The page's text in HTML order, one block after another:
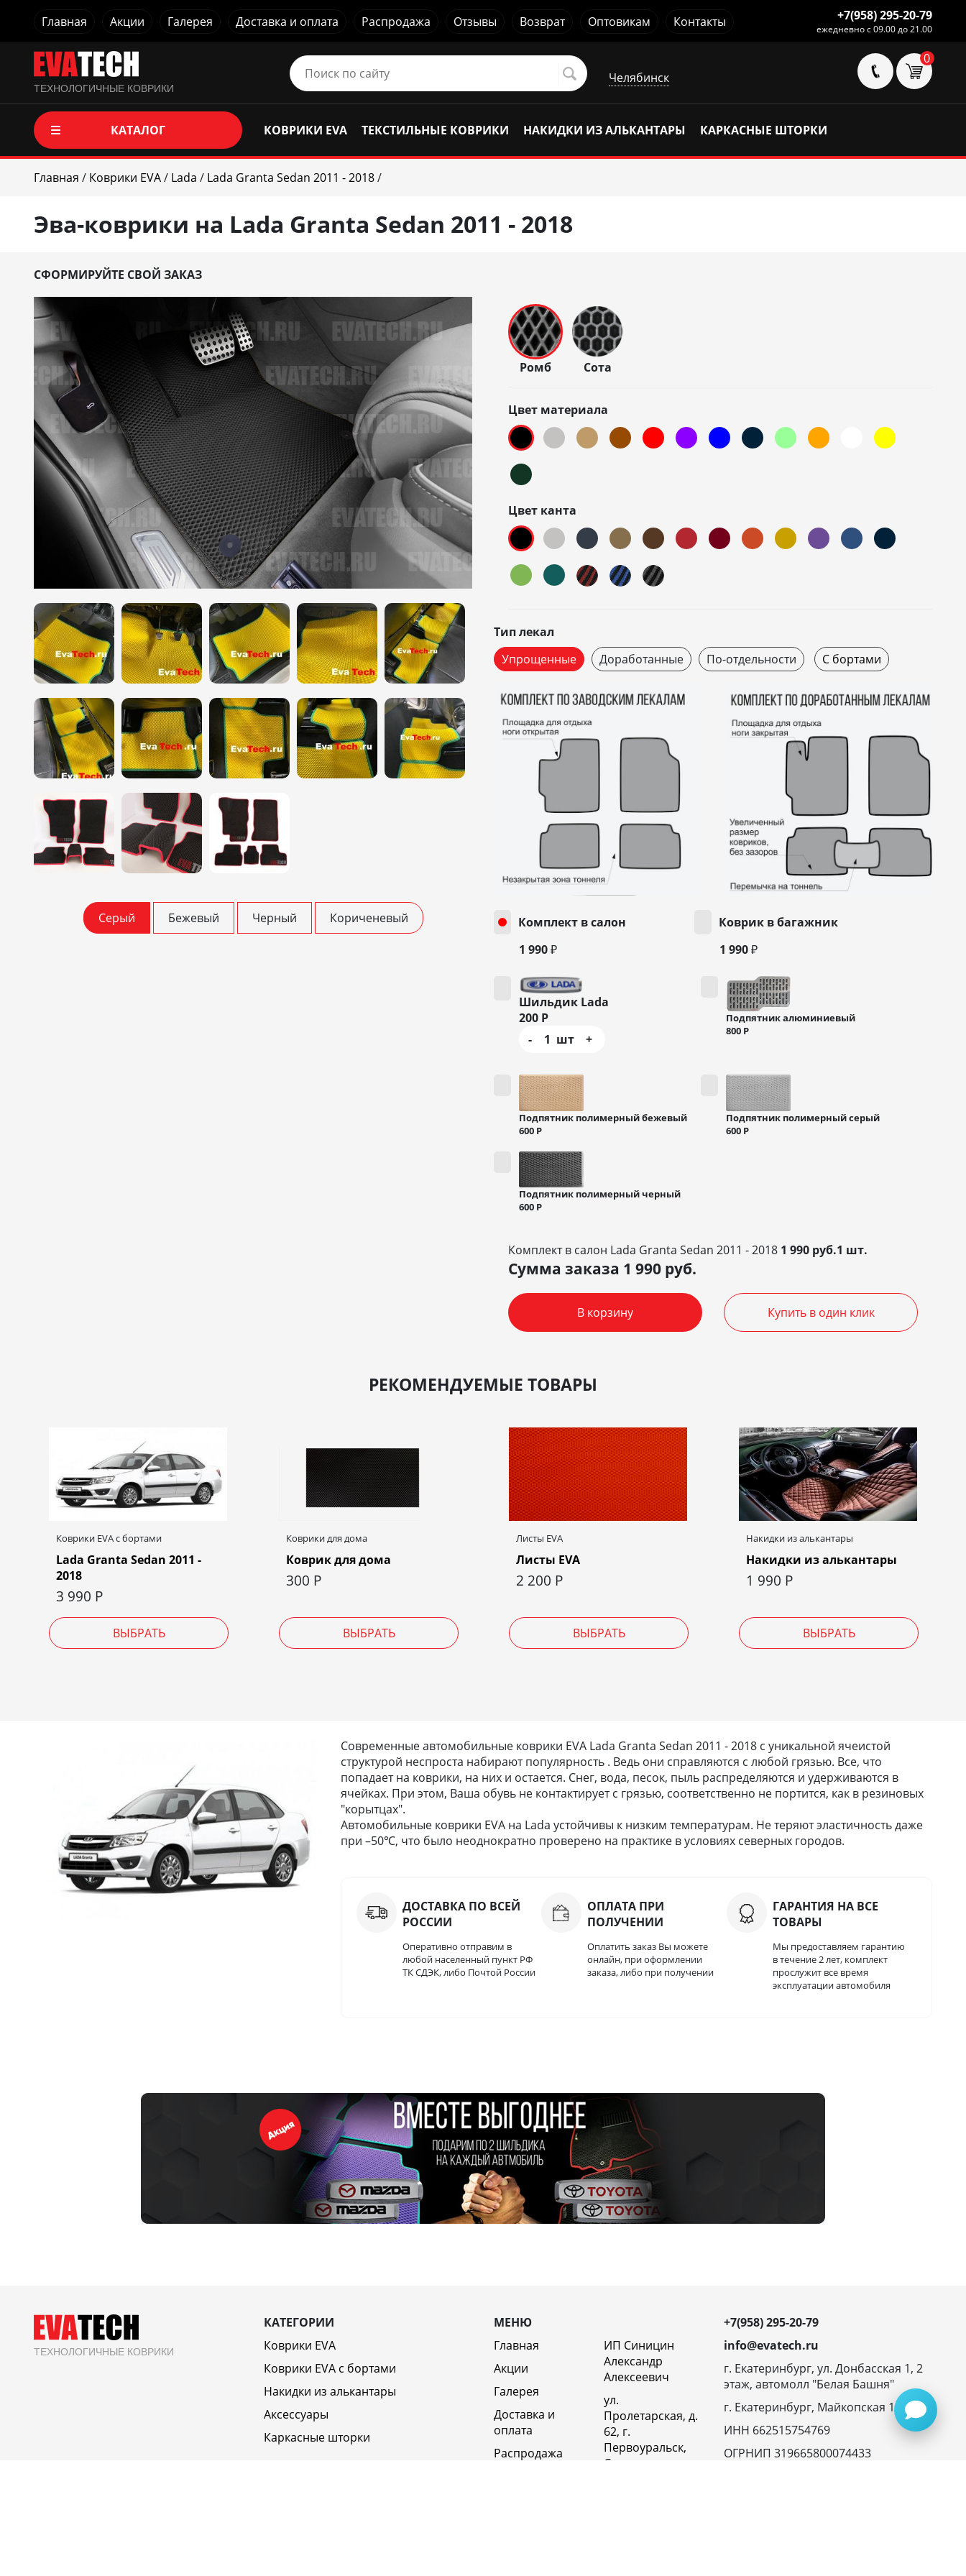
Главная Акции Галерея Доставка и оплата Распродажа Отзывы Возврат Оптовикам Контакты +7(958) 295-20-79
ежедневно с 09.00 до 21.00
ТЕХНОЛОГИЧНЫЕ КОВРИКИ
Челябинск
0
КАТАЛОГ КОВРИКИ EVA ТЕКСТИЛЬНЫЕ КОВРИКИ НАКИДКИ ИЗ АЛЬКАНТАРЫ КАРКАСНЫЕ ШТОРКИ
Главная / Коврики EVA/ Lada / Lada Granta Sedan 2011 - 2018/
Эва-коврики на Lada Granta Sedan 2011 - 2018
СФОРМИРУЙТЕ СВОЙ ЗАКАЗ
Серый Бежевый Черный Кориченевый
Ромб Сота
Цвет материала
Цвет канта
Тип лекал
Упрощенные
Доработанные По-отдельности С бортами
Комплект в салон
1 990 ₽
Коврик в багажник
1 990 ₽
Шильдик Lada
200 Р
-
1 шт +
Подпятник алюминиевый
800 Р
Подпятник полимерный бежевый
600 Р
Подпятник полимерный серый
600 Р
Подпятник полимерный черный
600 Р
Комплект в салон Lada Granta Sedan 2011 - 2018 1 990 руб.1 шт.
Сумма заказа 1 990 руб.
В корзину Купить в один клик
РЕКОМЕНДУЕМЫЕ ТОВАРЫ
Коврики EVA c бортами
Lada Granta Sedan 2011 -
2018
3 990 Р
ВЫБРАТЬ
Коврики для дома
Коврик для дома
300 Р
ВЫБРАТЬ
Листы EVA
Листы EVA
2 200 Р
ВЫБРАТЬ
Накидки из алькантары
Накидки из алькантары
1 990 Р
ВЫБРАТЬ
Современные автомобильные коврики EVA Lada Granta Sedan 2011 - 2018 с уникальной ячеистой
структурой неспроста набирают популярность . Ведь они справляются с любой грязью. Все, что
попадает на коврики, на них и остается. Снег, вода, песок, пыль распределяются и удерживаются в
ячейках. При этом, Ваша обувь не контактирует с грязью, соответственно не портится, как в резиновых
"корытцах".
Автомобильные коврики EVA на Lada устойчивы к низким температурам. Не теряют эластичность даже
при –50℃, что было неоднократно проверено на практике в условиях северных городов.
ДОСТАВКА ПО ВСЕЙ
РОССИИ
Оперативно отправим в
любой населенный пункт РФ
ТК СДЭК, либо Почтой России
ОПЛАТА ПРИ
ПОЛУЧЕНИИ
Оплатить заказ Вы можете
онлайн, при оформлении
заказа, либо при получении
ГАРАНТИЯ НА ВСЕ
ТОВАРЫ
Мы предоставляем гарантию
в течение 2 лет, комплект
прослужит все время
эксплуатации автомобиля
ТЕХНОЛОГИЧНЫЕ КОВРИКИ
КАТЕГОРИИ
Коврики EVA
Коврики EVA c бортами
Накидки из алькантары
Аксессуары
Каркасные шторки
МЕНЮ
Главная
Акции
Галерея
Доставка и
оплата
Распродажа
ИП Синицин
Александр
Алексеевич
ул.
Пролетарская, д.
62, г.
Первоуральск,
Свердловская
+7(958) 295-20-79
info@evatech.ru
г. Екатеринбург, ул. Донбасская 1, 2
этаж, автомолл "Белая Башня"
г. Екатеринбург, Майкопская 10
ИНН 662515754769
ОГРНИП 319665800074433